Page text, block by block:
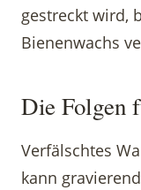
gestreckt wird,
Bienenwachs
Die Folgen
Verfälschtes
kann